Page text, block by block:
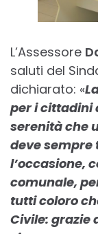
L’Assessore
saluti del
dichiarato: «
per i cittadini
serenità che
deve
l’occasione,
comunale,
tutti coloro
Civile: grazie